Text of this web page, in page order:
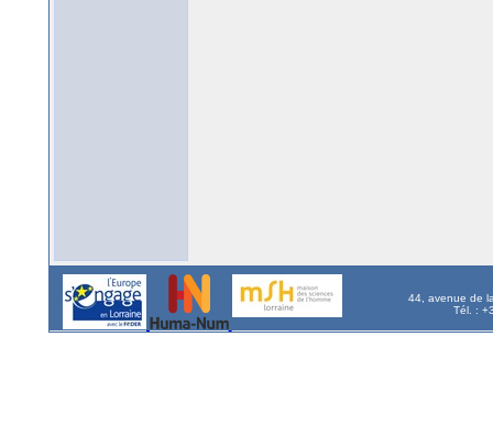
44, avenue de
Tél. :